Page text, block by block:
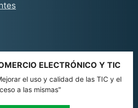
ELECTRÓNICO Y TIC
el uso y calidad de las TIC y el
a las mismas"